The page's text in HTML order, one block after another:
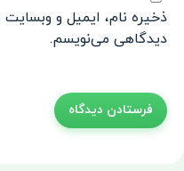
ذخیره نام، ایمیل و وبسایت
دیدگاهی می‌نویسم.